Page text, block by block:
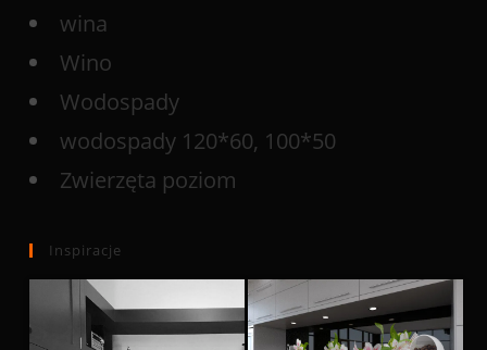
wina
Wino
Wodospady
wodospady 120*60, 100*50
Zwierzęta poziom
Inspiracje